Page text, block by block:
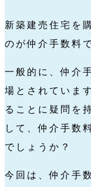
新築建売住宅を
のが仲介手数料
一般的に、仲介
場とされていま
ることに疑問を
して、仲介手数
でしょうか？
今回は、仲介手